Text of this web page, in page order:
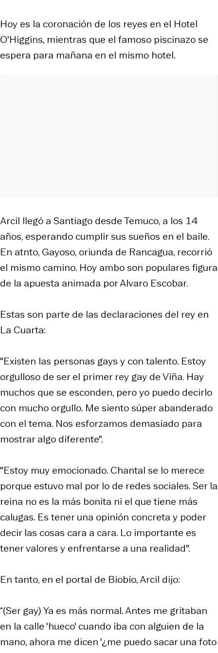
Hoy es la coronación de los reyes en el Hotel
O'Higgins, mientras que el famoso piscinazo se
espera para mañana en el mismo hotel.
Arcil llegó a Santiago desde Temuco, a los 14
años, esperando cumplir sus sueños en el baile.
En atnto, Gayoso, oriunda de Rancagua, recorrió
el mismo camino. Hoy ambo son populares figura
de la apuesta animada por Alvaro Escobar.
Estas son parte de las declaraciones del rey en
La Cuarta:
"Existen las personas gays y con talento. Estoy
orgulloso de ser el primer rey gay de Viña. Hay
muchos que se esconden, pero yo puedo decirlo
con mucho orgullo. Me siento súper abanderado
con el tema. Nos esforzamos demasiado para
mostrar algo diferente".
"Estoy muy emocionado. Chantal se lo merece
porque estuvo mal por lo de redes sociales. Ser la
reina no es la más bonita ni el que tiene más
calugas. Es tener una opinión concreta y poder
decir las cosas cara a cara. Lo importante es
tener valores y enfrentarse a una realidad".
En tanto, en el portal de Biobío, Arcil dijo:
“(Ser gay) Ya es más normal. Antes me gritaban
en la calle 'hueco' cuando iba con alguien de la
mano, ahora me dicen '¿me puedo sacar una foto